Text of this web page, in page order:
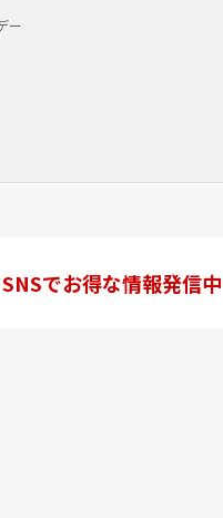
ー
SNSでお得な情報発信中